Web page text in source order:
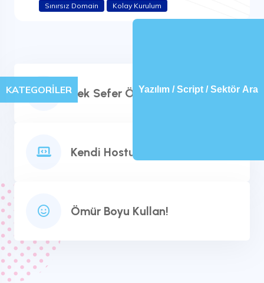
KATEGORİLER
Sınırsız Domain Kolay Kurulum
Tek Sefer Öde
Kendi Hostuna Yükle
Ömür Boyu Kullan!
Yazılım / Script / Sektör Ara